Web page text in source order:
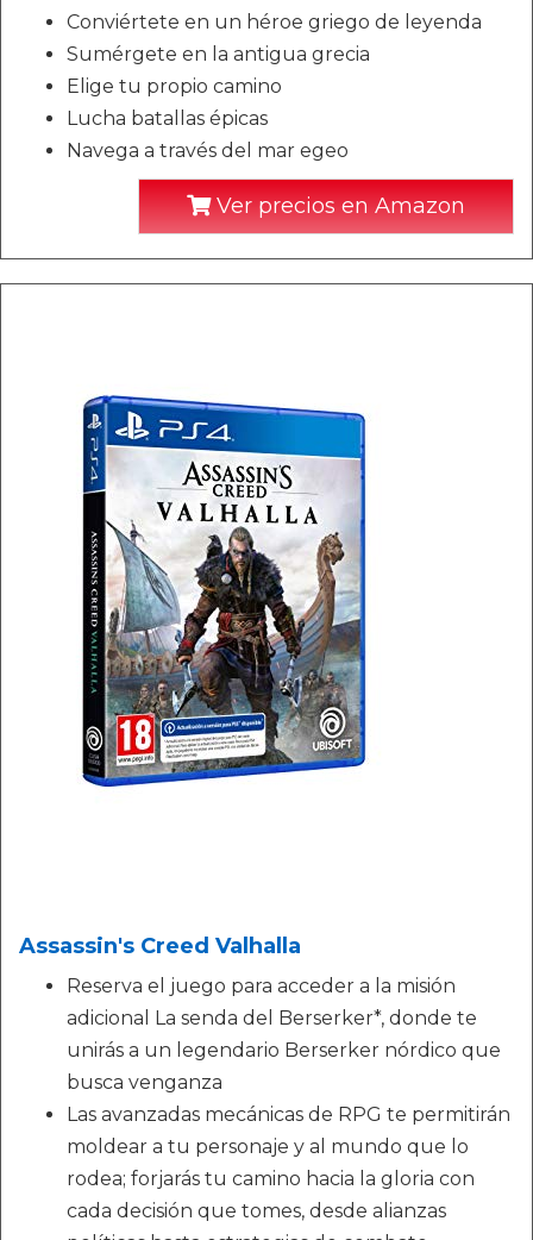
Conviértete en un héroe griego de leyenda
Sumérgete en la antigua grecia
Elige tu propio camino
Lucha batallas épicas
Navega a través del mar egeo
Ver precios en Amazon
Assassin's Creed Valhalla
Reserva el juego para acceder a la misión
adicional La senda del Berserker*, donde te
unirás a un legendario Berserker nórdico que
busca venganza
Las avanzadas mecánicas de RPG te permitirán
moldear a tu personaje y al mundo que lo
rodea; forjarás tu camino hacia la gloria con
cada decisión que tomes, desde alianzas